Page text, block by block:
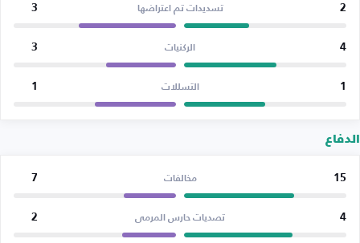
2 تسديدات تم اعتراضها 3
4 الركنيات 3
1 التسللات 1
الدفاع
15 مخالفات 7
4 تصديات حارس المرمى 2